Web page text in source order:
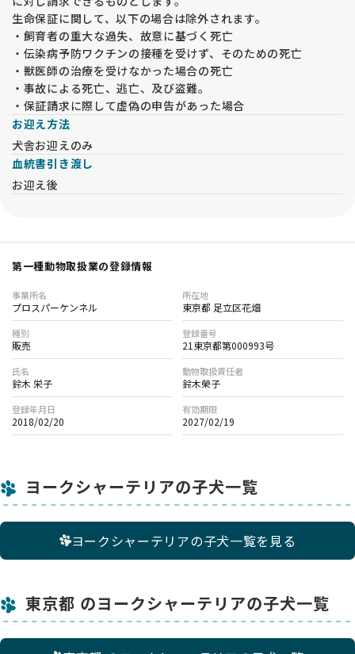
生命保証に関して、以下の場合は除外されます。
・飼育者の重大な過失、故意に基づく死亡
・伝染病予防ワクチンの接種を受けず、そのための死亡
・獣医師の治療を受けなかった場合の死亡
・事故による死亡、逃亡、及び盗難。
・保証請求に際して虚偽の申告があった場合
お迎え方法
犬舎お迎えのみ
血統書引き渡し
お迎え後
第一種動物取扱業の登録情報
事業所名
プロスパーケンネル
所在地
東京都 足立区花畑
種別
販売
登録番号
21東京都第000993号
氏名
鈴木 栄子
動物取扱責任者
鈴木榮子
登録年月日
2018/02/20
有効期限
2027/02/19
ヨークシャーテリアの子犬一覧
ヨークシャーテリアの子犬一覧を見る
東京都 のヨークシャーテリアの子犬一覧